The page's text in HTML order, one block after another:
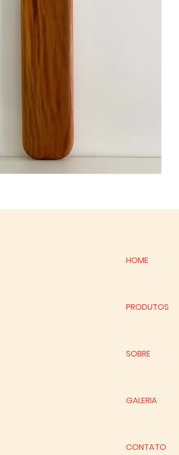
HOME
PRODUTOS
SOBRE
GALERIA
CONTATO